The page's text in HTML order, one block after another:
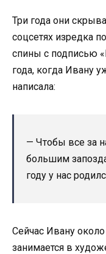
Три года они
соцсетях изредка
спины с подписью
года, когда Ивану
написала:
— Чтобы все за
большим
году у нас
Сейчас Ивану
занимается в